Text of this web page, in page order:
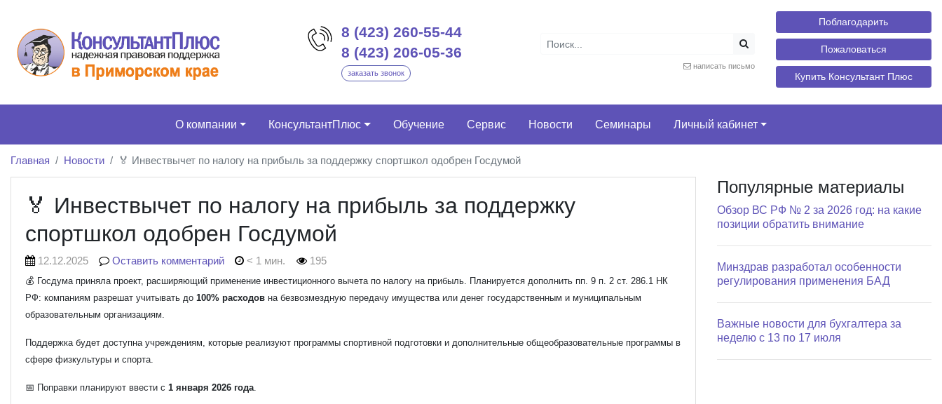
8 (423) 260-55-44
8 (423) 206-05-36
заказать звонок
написать письмо
Поблагодарить
Пожаловаться
Купить Консультант Плюс
О компании КонсультантПлюс Обучение Сервис Новости Семинары Личный кабинет
Главная Новости 🏅 Инвествычет по налогу на прибыль за поддержку спортшкол одобрен Госдумой
🏅 Инвествычет по налогу на прибыль за поддержку
спортшкол одобрен Госдумой
12.12.2025 Оставить комментарий < 1 мин. 195
💰 Госдума приняла проект, расширяющий применение инвестиционного вычета по налогу на прибыль. Планируется дополнить пп. 9 п. 2 ст. 286.1 НК
РФ: компаниям разрешат учитывать до 100% расходов на безвозмездную передачу имущества или денег государственным и муниципальным
образовательным организациям.
Поддержка будет доступна учреждениям, которые реализуют программы спортивной подготовки и дополнительные общеобразовательные программы в
сфере физкультуры и спорта.
📅 Поправки планируют ввести с 1 января 2026 года
Популярные материалы
Обзор ВС РФ № 2 за 2026 год: на какие
позиции обратить внимание
Минздрав разработал особенности
регулирования применения БАД
Важные новости для бухгалтера за
неделю с 13 по 17 июля